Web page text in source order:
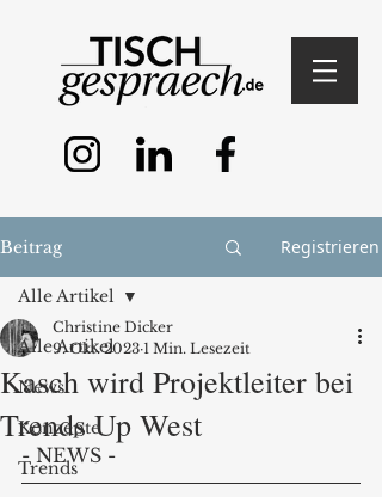
Beitrag Registrieren
Alle Artikel
News
Konzepte
Trends
Alle Artikel
Kasch wird Projektleiter bei
Trends Up West
Christine Dicker
9. Okt. 2023 1 Min. Lesezeit
- NEWS -